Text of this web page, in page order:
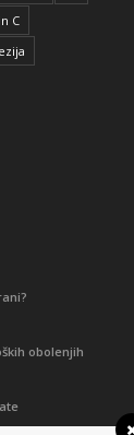
C
obolenjih